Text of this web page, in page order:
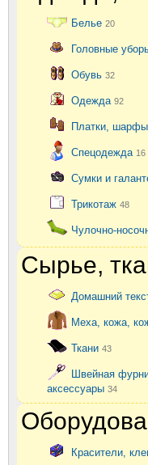
Белье 20
Головные
Обувь 32
Одежда 92
Платки,
Спецодежда 16
Сумки и
Трикотаж 48
Чулочно-
Сырье,
Домашний
Меха, кожа,
Ткани 43
Швейная
аксессуары 34
Красители,